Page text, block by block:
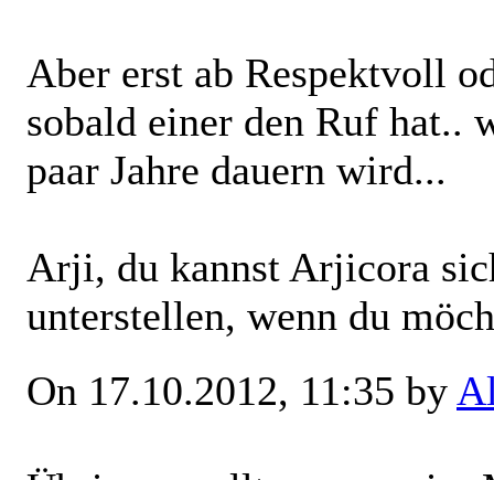
Aber erst ab Respektvoll
sobald einer den Ruf hat..
paar Jahre dauern wird...
Arji, du kannst Arjicora
unterstellen, wenn du
On 17.10.2012, 11:35 by